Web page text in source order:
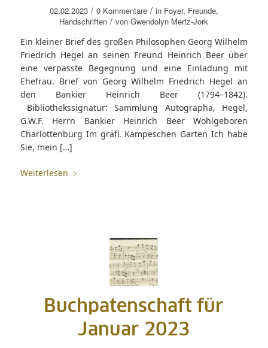
02.02.2023 / 0 Kommentare / in Foyer, Freunde,
Handschriften / vonGwendolyn Mertz-Jork
Ein kleiner Brief des großen Philosophen Georg Wilhelm
Friedrich Hegel an seinen Freund Heinrich Beer über
eine verpasste Begegnung und eine Einladung mit
Ehefrau. Brief von Georg Wilhelm Friedrich Hegel an
den Bankier Heinrich Beer (1794–1842).
Bibliothekssignatur: Sammlung Autographa, Hegel,
G.W.F. Herrn Bankier Heinrich Beer Wohlgeboren
Charlottenburg Im gräfl. Kampeschen Garten Ich habe
Sie, mein […]
Weiterlesen
Buchpatenschaft für
Januar 2023